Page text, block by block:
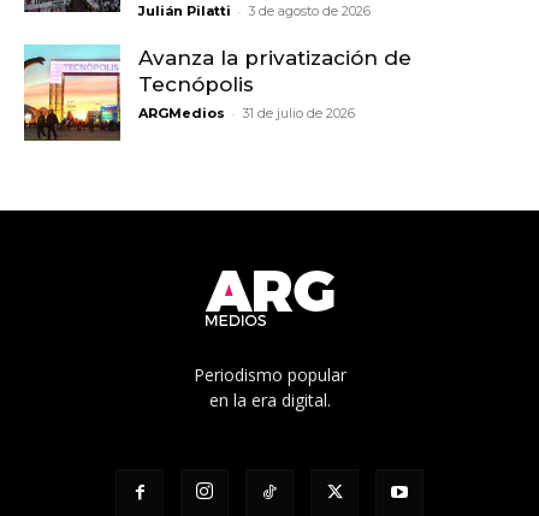
Julián Pilatti - 3 de agosto de 2026
Avanza la privatización de
Tecnópolis
ARGMedios - 31 de julio de 2026
Periodismo popular
en la era digital.